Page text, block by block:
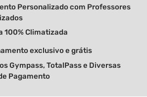
Personalizado com Professores
100% Climatizada
exclusivo e grátis
Gympass, TotalPass e Diversas
Pagamento